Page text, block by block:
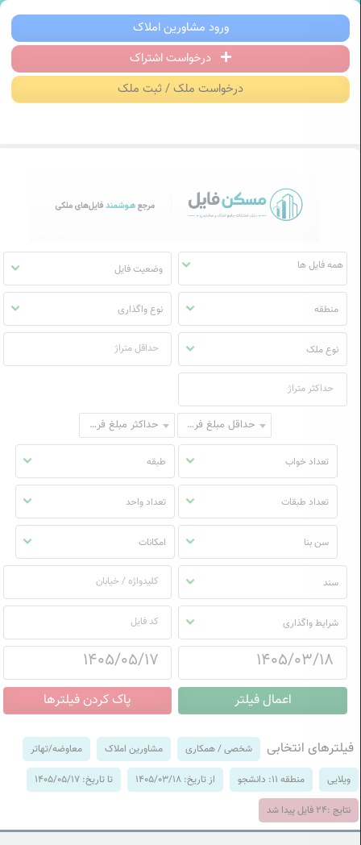
مسکن فایل | خرید، فروش، رهن و اجاره
ورود مشاورین املاک
درخواست اشتراک
درخواست ملک / ثبت ملک
مسکن
فایل
وضعیت فایل
منطقه نوع واگذاری
نوع ملک
حداقل مبلغ فروش حداکثر مبلغ فروش
تعداد خواب طبقه
تعداد طبقات تعداد واحد
سن بنا امکانات
سند
شرایط واگذاری
فیلترهای انتخابی شخصی / همکاری مشاورین املاک معاوضه/تهاتر
ویلایی منطقه 11: دانشجو از تاریخ: 1405/03/18 تا تاریخ: 1405/05/17
نتایج :24 فایل پیدا شد